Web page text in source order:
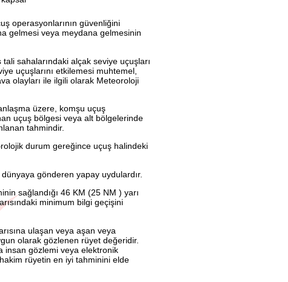
operasyonlarının güvenliğini
gelmesi veya meydana gelmesinin
sahalarındaki alçak seviye uçuşları
uçuşlarını etkilemesi muhtemel,
olayları ile ilgili olarak Meteoroloji
üzere, komşu uçuş
uçuş bölgesi veya alt bölgelerinde
tahmindir.
durum gereğince uçuş halindeki
gönderen yapay uydulardır.
sağlandığı 46 KM (25 NM ) yarı
minimum bilgi geçişini
ulaşan veya aşan veya
olarak gözlenen rüyet değeridir.
insan gözlemi veya elektronik
rüyetin en iyi tahminini elde